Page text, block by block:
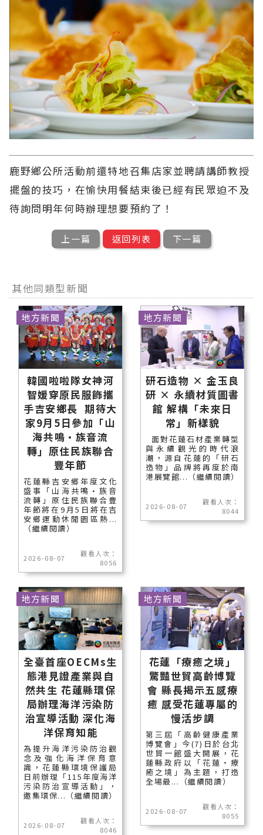
鹿野鄉公所活動前還特地召集店家並聘請講師教授
擺盤的技巧，在愉快用餐結束後已經有民眾迫不及
待詢問明年何時辦理想要預約了！
上一篇 返回列表 下一篇
其他同類型新聞
韓國啦啦隊女神河
智媛穿原民服飾攜
手吉安鄉長 期待大
家9月5日參加「山
海共鳴•族音流
轉」原住民族聯合
豐年節
花蓮縣吉安鄉年度文化
盛事「山海共鳴•族音
流轉」原住民族聯合豐
年節將在9月5日將在吉
安鄉運動休閒園區熱...
（繼續閱讀）
2026-08-07
觀看人次：
8056
地方新聞
研石造物 × 金玉良
研 × 永續材質圖書
館 解構「未來日
常」新樣貌
面對花蓮石材產業轉型
與永續觀光的時代浪
潮，源自花蓮的「研石
造物」品牌將再度於南
港展覽館...（繼續閱讀）
2026-08-07
觀看人次：
8044
地方新聞
全臺首座OECMs生
態港見證產業與自
然共生 花蓮縣環保
局辦理海洋污染防
治宣導活動 深化海
洋保育知能
為提升海洋污染防治觀
念及強化海洋保育意
識，花蓮縣環境保護局
日前辦理「115年度海洋
污染防治宣導活動」，
邀集環保...（繼續閱讀）
2026-08-07
觀看人次：
8046
地方新聞
花蓮「療癒之境」
驚豔世貿高齡博覽
會 縣長揭示五感療
癒 感受花蓮專屬的
慢活步調
第三屆「高齡健康產業
博覽會」今(7)日於台北
世貿一館盛大開展，花
蓮縣政府以「花蓮‧療
癒之境」為主題，打造
全場最...（繼續閱讀）
2026-08-07
觀看人次：
8055
地方新聞